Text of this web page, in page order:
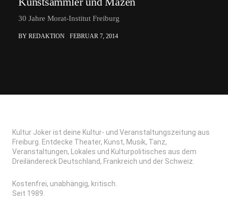
30 Jahre Morat-Institut Freiburg
BY REDAKTION FEBRUAR 7, 2014
Kultur Joker ist deine Kultur- und Veranstaltungszeitung aus
Freiburg. Entdecke Theater, Kunst, Musik, Tanz,
Veranstaltungen, Lokales und Kulturpolitisches aus dem
Dreiländereck Deutschland, Frankreich und der Schweiz.
Kostenfrei, unabhängig, kritisch.
Seit 1989.